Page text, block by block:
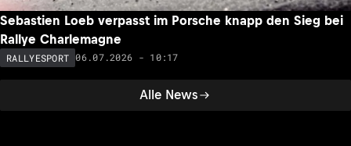
Alle News
Sebastien Loeb verpasst im Porsche knapp den Sieg bei
Rallye Charlemagne
RALLYESPORT 06.07.2026 - 10:17